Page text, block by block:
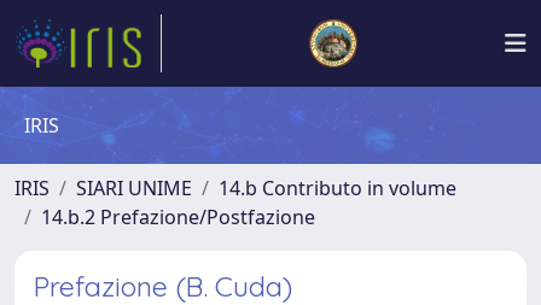
IRIS
IRIS SIARI UNIME
14.b Contributo in volume
14.b.2 Prefazione/Postfazione
Prefazione (B. Cuda)